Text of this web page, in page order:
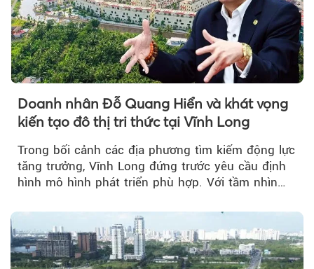
Doanh nhân Đỗ Quang Hiển và khát vọng
kiến tạo đô thị tri thức tại Vĩnh Long
Trong bối cảnh các địa phương tìm kiếm động lực
tăng trưởng, Vĩnh Long đứng trước yêu cầu định
hình mô hình phát triển phù hợp. Với tầm nhìn